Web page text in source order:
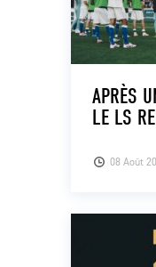
08 Août
APRÈS
LE LS